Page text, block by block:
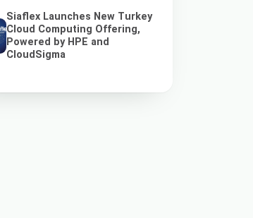
Siaflex Launches New Turkey
Cloud Computing Offering,
Powered by HPE and
CloudSigma